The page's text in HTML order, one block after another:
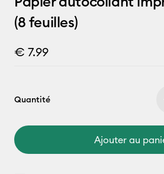
(8 feuilles)
€ 7.99
Quantité
Ajouter au